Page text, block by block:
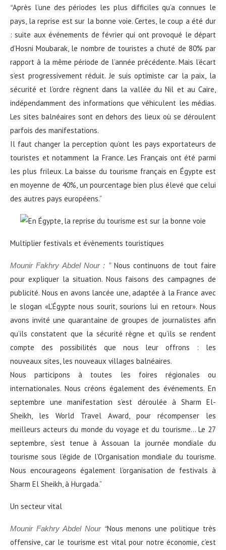
“Après l’une des périodes les plus difficiles qu’a connues le
pays, la reprise est sur la bonne voie. Certes, le coup a été dur
: suite aux événements de février qui ont provoqué le départ
d’Hosni Moubarak, le nombre de touristes a chuté de 80% par
rapport à la même période de l’année précédente. Mais l’écart
s’est progressivement réduit. Je suis optimiste car la paix, la
sécurité et l’ordre règnent dans la vallée du Nil et au Caire,
indépendamment des informations que véhiculent les médias.
Les sites balnéaires sont en dehors des lieux où se déroulent
parfois des manifestations.
Il faut changer la perception qu’ont les pays exportateurs de
touristes et notamment la France. Les Français ont été parmi
les plus frileux. La baisse du tourisme français en Égypte est
en moyenne de 40%, un pourcentage bien plus élevé que celui
des autres pays européens.”
Multiplier festivals et évènements touristiques
Mounir Fakhry Abdel Nour : ” Nous continuons de tout faire
pour expliquer la situation. Nous faisons des campagnes de
publicité. Nous en avons lancée une, adaptée à la France avec
le slogan «L’Égypte nous sourit, sourions lui en retour». Nous
avons invité une quarantaine de groupes de journalistes afin
qu’ils constatent que la sécurité règne et qu’ils se rendent
compte des possibilités que nous leur offrons : les
nouveaux sites, les nouveaux villages balnéaires.
Nous participons à toutes les foires régionales ou
internationales. Nous créons également des événements. En
septembre une manifestation s’est déroulée à Sharm El-
Sheikh, les World Travel Award, pour récompenser les
meilleurs acteurs du monde du voyage et du tourisme… Le 27
septembre, s’est tenue à Assouan la journée mondiale du
tourisme sous l’égide de l’Organisation mondiale du tourisme.
Nous encourageons également l’organisation de festivals à
Sharm El Sheikh, à Hurgada.”
Un secteur vital
Mounir Fakhry Abdel Nour “Nous menons une politique très
offensive, car le tourisme est vital pour notre économie, c’est